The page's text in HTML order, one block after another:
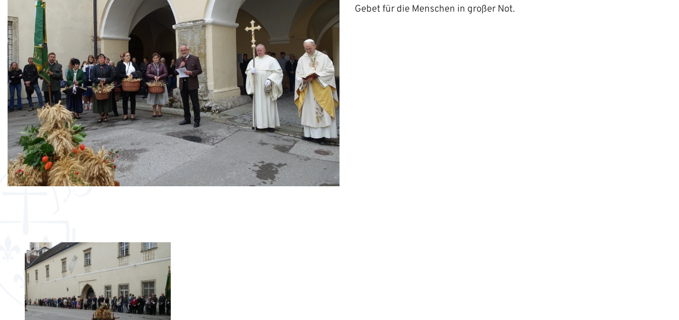
Gebet für die Menschen in großer Not.
Größere
Bildversion
anzeigen